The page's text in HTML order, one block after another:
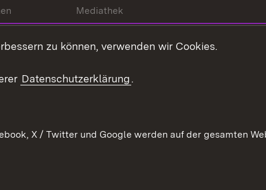
Mediathek
zu können, verwenden wir Cookies.
Datenschutzerklärung.
X / Twitter und Google werden auf der gesamten